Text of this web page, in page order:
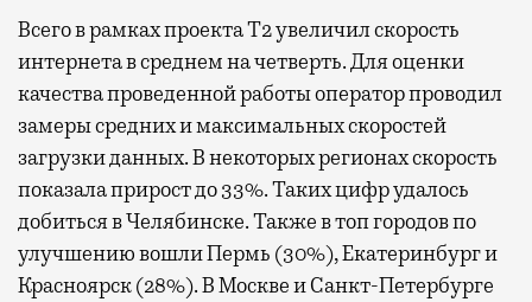
Всего в рамках проекта Т2 увеличил скорость
интернета в среднем на четверть. Для оценки
качества проведенной работы оператор проводил
замеры средних и максимальных скоростей
загрузки данных. В некоторых регионах скорость
показала прирост до 33%. Таких цифр удалось
добиться в Челябинске. Также в топ городов по
улучшению вошли Пермь (30%), Екатеринбург и
Красноярск (28%). В Москве и Санкт-Петербурге